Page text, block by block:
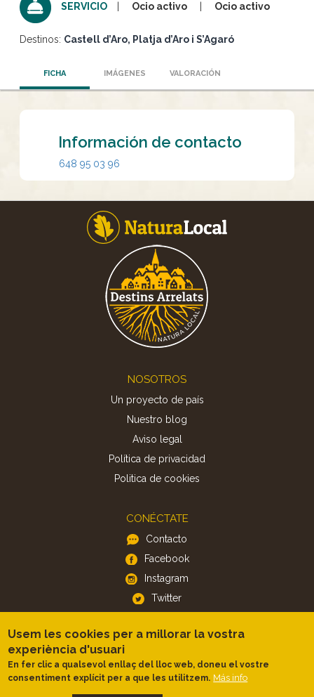
SERVICIO Ocio activo Ocio activo
Destinos: Castell d’Aro, Platja d’Aro i S’Agaró
FICHA IMÁGENES VALORACIÓN
Información de contacto
648 95 03 96
NOSOTROS
Un proyecto de país
Nuestro blog
Aviso legal
Política de privacidad
Politica de cookies
CONÉCTATE
Contacto
Facebook
Instagram
Twitter
APP
iOS
Android
Usem les cookies per a millorar la vostra
experiència d'usuari
En fer clic a qualsevol enllaç del lloc web, doneu el vostre
consentiment explícit per a que les utilitzem. Más info